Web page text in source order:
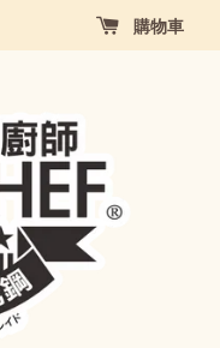
購物車